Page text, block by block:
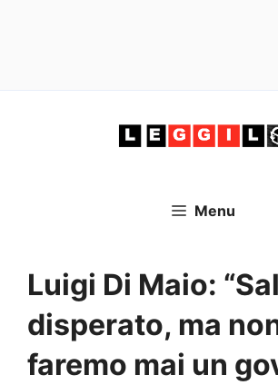
Menu
Luigi Di Maio:
disperato, ma
faremo mai un